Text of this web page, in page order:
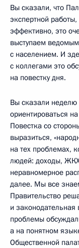
Вы сказали, что
экспертной работы,
эффективно, это
выступаем
с населением. И
с коллегами это
на повестку дня.
Вы сказали
ориентироваться
Повестка со
выразиться,
на тех проблемах,
людей: доходы,
неравномерное
далее. Мы все
Правительство
и
проблемы
а на понятном
Общественной